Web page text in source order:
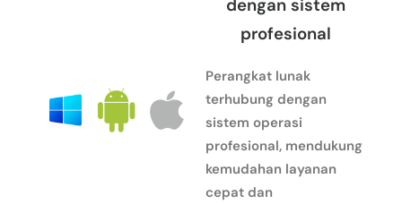
dengan sistem
profesional
Perangkat lunak
terhubung dengan
sistem operasi
profesional, mendukung
kemudahan layanan
cepat dan